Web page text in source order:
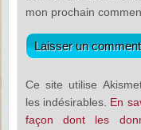
mon prochain
Ce site utilise
les indésirables. En
façon dont les